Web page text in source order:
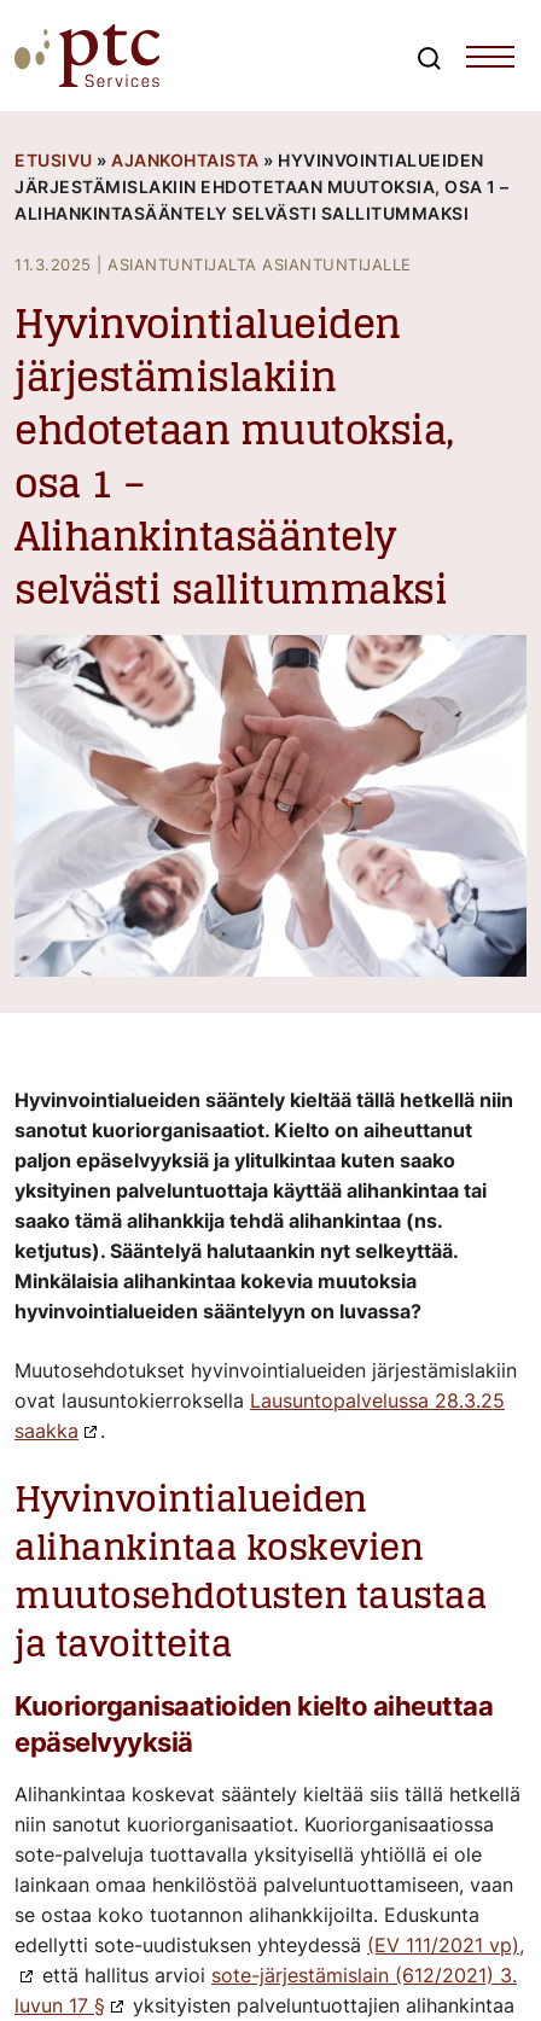
to
content
ETUSIVU » AJANKOHTAISTA » HYVINVOINTIALUEIDEN
JÄRJESTÄMISLAKIIN EHDOTETAAN MUUTOKSIA, OSA 1 –
ALIHANKINTASÄÄNTELY SELVÄSTI SALLITUMMAKSI
11.3.2025 ASIANTUNTIJALTA ASIANTUNTIJALLE
Hyvinvointialueiden
järjestämislakiin
ehdotetaan muutoksia,
osa 1 –
Alihankintasääntely
selvästi sallitummaksi
Hyvinvointialueiden sääntely kieltää tällä hetkellä niin
sanotut kuoriorganisaatiot. Kielto on aiheuttanut
paljon epäselvyyksiä ja ylitulkintaa kuten saako
yksityinen palveluntuottaja käyttää alihankintaa tai
saako tämä alihankkija tehdä alihankintaa (ns.
ketjutus). Sääntelyä halutaankin nyt selkeyttää.
Minkälaisia alihankintaa kokevia muutoksia
hyvinvointialueiden sääntelyyn on luvassa?
Muutosehdotukset hyvinvointialueiden järjestämislakiin
ovat lausuntokierroksella Lausuntopalvelussa 28.3.25
saakka
.
Hyvinvointialueiden
alihankintaa koskevien
muutosehdotusten taustaa
ja tavoitteita
Kuoriorganisaatioiden kielto aiheuttaa
epäselvyyksiä
Alihankintaa koskevat sääntely kieltää siis tällä hetkellä
niin sanotut kuoriorganisaatiot. Kuoriorganisaatiossa
sote-palveluja tuottavalla yksityisellä yhtiöllä ei ole
lainkaan omaa henkilöstöä palveluntuottamiseen, vaan
se ostaa koko tuotannon alihankkijoilta. Eduskunta
edellytti sote-uudistuksen yhteydessä (EV 111/2021 vp),
että hallitus arvioi sote-järjestämislain (612/2021) 3.
luvun 17 §
yksityisten palveluntuottajien alihankintaa